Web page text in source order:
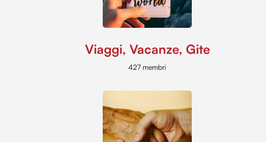
Viaggi, Vacanze, Gite
427 membri